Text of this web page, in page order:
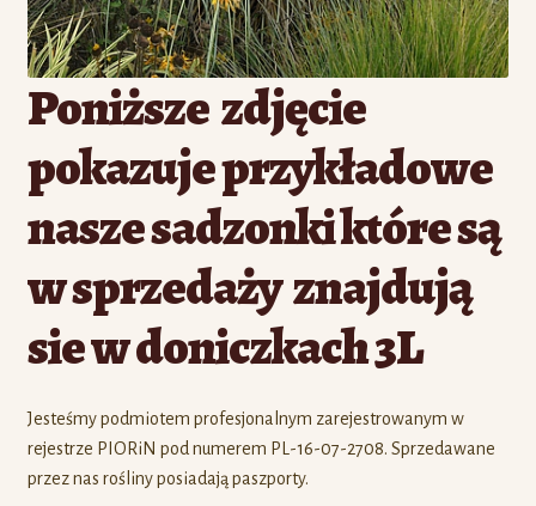
Poniższe zdjęcie
pokazuje przykładowe
nasze sadzonki które są
w sprzedaży znajdują
sie w doniczkach 3L
Jesteśmy podmiotem profesjonalnym zarejestrowanym w
rejestrze PIORiN pod numerem PL-16-07-2708. Sprzedawane
przez nas rośliny posiadają paszporty.